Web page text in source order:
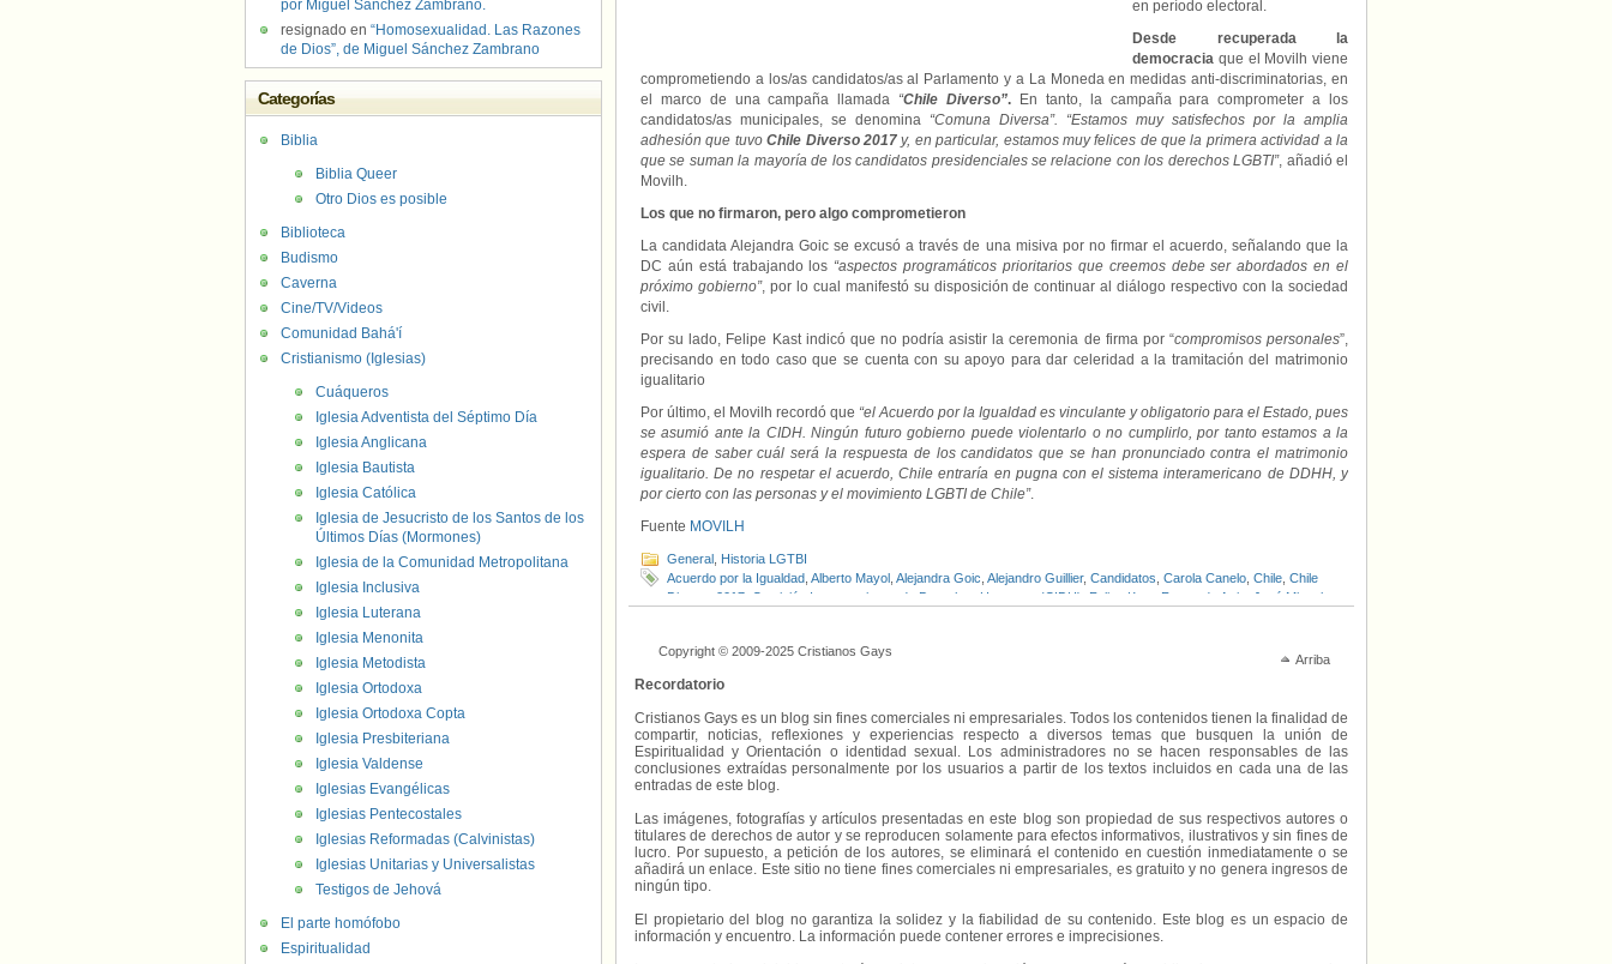
en período electoral.
Desde recuperada la
democracia que el Movilh viene
comprometiendo a los/as candidatos/as al Parlamento y a La Moneda en medidas anti-discriminatorias, en
el marco de una campaña llamada “Chile Diverso”. En tanto, la campaña para comprometer a los
candidatos/as municipales, se denomina “Comuna Diversa”. “Estamos muy satisfechos por la amplia
adhesión que tuvoChile Diverso 2017y, en particular, estamos muy felices de que la primera actividad a la
que se suman la mayoría de los candidatos presidenciales se relacione con los derechos LGBTI”, añadió el
Movilh.
Los que no firmaron, pero algo comprometieron
La candidata Alejandra Goic se excusó a través de una misiva por no firmar el acuerdo, señalando que la
DC aún está trabajando los “aspectos programáticos prioritarios que creemos debe ser abordados en el
próximo gobierno”, por lo cual manifestó su disposición de continuar al diálogo respectivo con la sociedad
civil.
Por su lado, Felipe Kast indicó que no podría asistir la ceremonia de firma por “compromisos personales”,
precisando en todo caso que se cuenta con su apoyo para dar celeridad a la tramitación del matrimonio
igualitario
Por último, el Movilh recordó que “el Acuerdo por la Igualdad es vinculante y obligatorio para el Estado, pues
se asumió ante la CIDH. Ningún futuro gobierno puede violentarlo o no cumplirlo, por tanto estamos a la
espera de saber cuál será la respuesta de los candidatos que se han pronunciado contra el matrimonio
igualitario. De no respetar el acuerdo, Chile entraría en pugna con el sistema interamericano de DDHH, y
por cierto con las personas y el movimiento LGBTI de Chile”.
Fuente MOVILH
General Historia LGTBI
Acuerdo por la Igualdad Alberto Mayol Alejandra Goic Alejandro Guillier, Candidatos Carola Canelo Chile Chile
Diverso 2017
Comisión Interamericana de Derechos Humanos (CIDH) Felipe Kast Fernando Atria
José Miguel
Arriba
Copyright © 2009-2025 Cristianos Gays
Recordatorio
Cristianos Gays es un blog sin fines comerciales ni empresariales. Todos los contenidos tienen la finalidad de
compartir, noticias, reflexiones y experiencias respecto a diversos temas que busquen la unión de
Espiritualidad y Orientación o identidad sexual. Los administradores no se hacen responsables de las
conclusiones extraídas personalmente por los usuarios a partir de los textos incluidos en cada una de las
entradas de este blog.
Las imágenes, fotografías y artículos presentadas en este blog son propiedad de sus respectivos autores o
titulares de derechos de autor y se reproducen solamente para efectos informativos, ilustrativos y sin fines de
lucro. Por supuesto, a petición de los autores, se eliminará el contenido en cuestión inmediatamente o se
añadirá un enlace. Este sitio no tiene fines comerciales ni empresariales, es gratuito y no genera ingresos de
ningún tipo.
El propietario del blog no garantiza la solidez y la fiabilidad de su contenido. Este blog es un espacio de
información y encuentro. La información puede contener errores e imprecisiones.
por Miguel Sánchez Zambrano.
resignado en “Homosexualidad. Las Razones
de Dios”, de Miguel Sánchez Zambrano
Categorías
Biblia
Biblia Queer
Otro Dios es posible
Biblioteca
Budismo
Caverna
Cine/TV/Videos
Comunidad Bahá'í
Cristianismo (Iglesias)
Cuáqueros
Iglesia Adventista del Séptimo Día
Iglesia Anglicana
Iglesia Bautista
Iglesia Católica
Iglesia de Jesucristo de los Santos de los
Últimos Días (Mormones)
Iglesia de la Comunidad Metropolitana
Iglesia Inclusiva
Iglesia Luterana
Iglesia Menonita
Iglesia Metodista
Iglesia Ortodoxa
Iglesia Ortodoxa Copta
Iglesia Presbiteriana
Iglesia Valdense
Iglesias Evangélicas
Iglesias Pentecostales
Iglesias Reformadas (Calvinistas)
Iglesias Unitarias y Universalistas
Testigos de Jehová
El parte homófobo
Espiritualidad